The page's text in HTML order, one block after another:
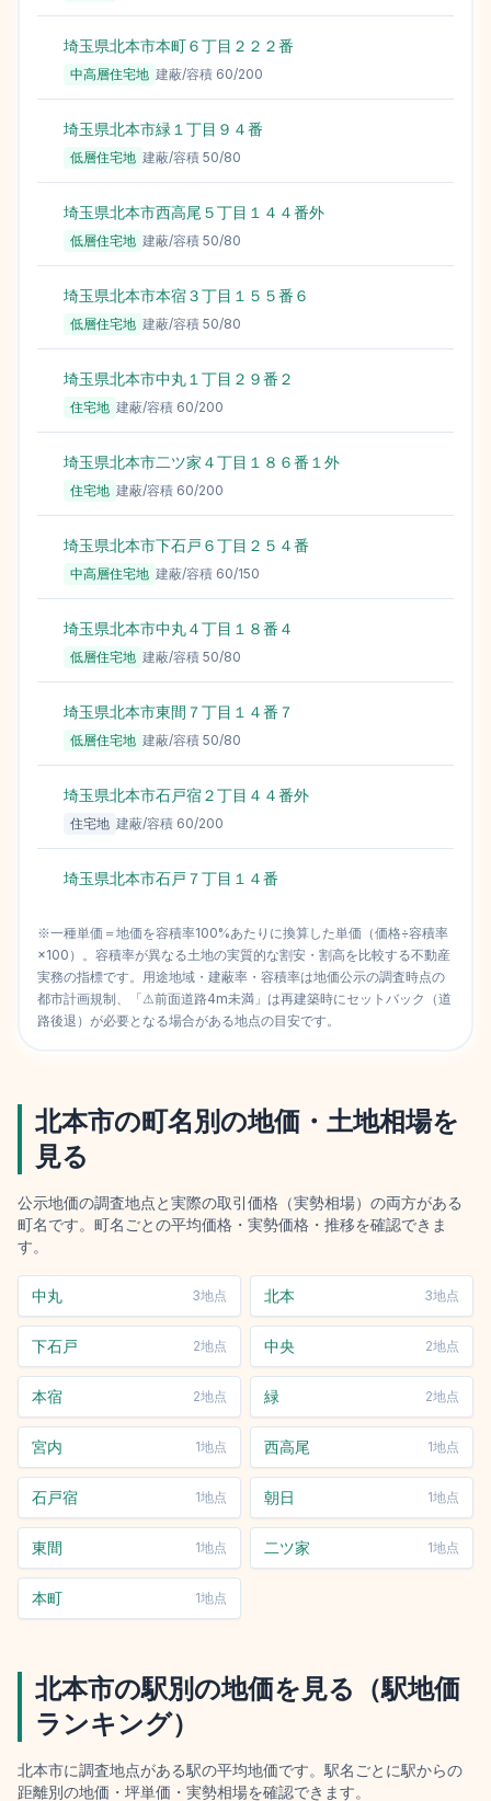
埼玉県北本市本町６丁目２２２番
中高層住宅地 建蔽/容積 60/200
埼玉県北本市緑１丁目９４番
低層住宅地 建蔽/容積 50/80
埼玉県北本市西高尾５丁目１４４番外
低層住宅地 建蔽/容積 50/80
埼玉県北本市本宿３丁目１５５番６
低層住宅地 建蔽/容積 50/80
埼玉県北本市中丸１丁目２９番２
住宅地 建蔽/容積 60/200
埼玉県北本市二ツ家４丁目１８６番１外
住宅地 建蔽/容積 60/200
埼玉県北本市下石戸６丁目２５４番
中高層住宅地 建蔽/容積 60/150
埼玉県北本市中丸４丁目１８番４
低層住宅地 建蔽/容積 50/80
埼玉県北本市東間７丁目１４番７
低層住宅地 建蔽/容積 50/80
埼玉県北本市石戸宿２丁目４４番外
住宅地 建蔽/容積 60/200
埼玉県北本市石戸７丁目１４番
※一種単価＝地価を容積率100%あたりに換算した単価（価格÷容積率
×100）。容積率が異なる土地の実質的な割安・割高を比較する不動産
実務の指標です。用途地域・建蔽率・容積率は地価公示の調査時点の
都市計画規制、「⚠前面道路4m未満」は再建築時にセットバック（道
路後退）が必要となる場合がある地点の目安です。
北本市の町名別の地価・土地相場を
見る
公示地価の調査地点と実際の取引価格（実勢相場）の両方がある
町名です。町名ごとの平均価格・実勢価格・推移を確認できま
す。
中丸 3地点 北本 3地点
下石戸 2地点 中央 2地点
本宿 2地点 緑 2地点
宮内 1地点 西高尾 1地点
石戸宿 1地点 朝日 1地点
東間 1地点 二ツ家 1地点
本町 1地点
北本市の駅別の地価を見る（駅地価
ランキング）
北本市に調査地点がある駅の平均地価です。駅名ごとに駅からの
距離別の地価・坪単価・実勢相場を確認できます。